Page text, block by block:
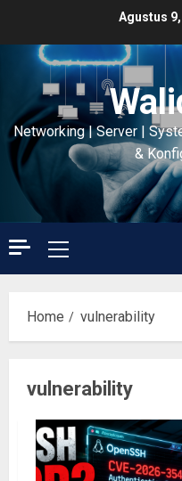
content
Agustus
Networking | Server |
&
Primary
Menu
Home vulnerability
vulnerability